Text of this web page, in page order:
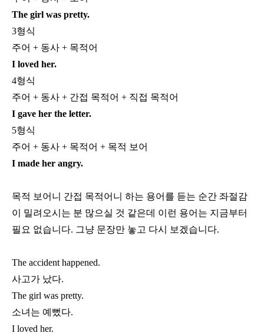
The girl was pretty.
3형식
주어 + 동사 + 목적어
I loved her.
4형식
주어 + 동사 + 간접 목적어 + 직접 목적어
I gave her the letter.
5형식
주어 + 동사 + 목적어 + 목적 보어
I made her angry.
목적 보어니 간접 목적어니 하는 용어를 듣는 순간 좌절감
이 밀려오시는 분 많으실 것 같은데 이런 용어는 지금부터
필요 없습니다. 그냥 문장만 놓고 다시 보겠습니다.
The accident happened.
사고가 났다.
The girl was pretty.
소녀는 예뻤다.
I loved her.